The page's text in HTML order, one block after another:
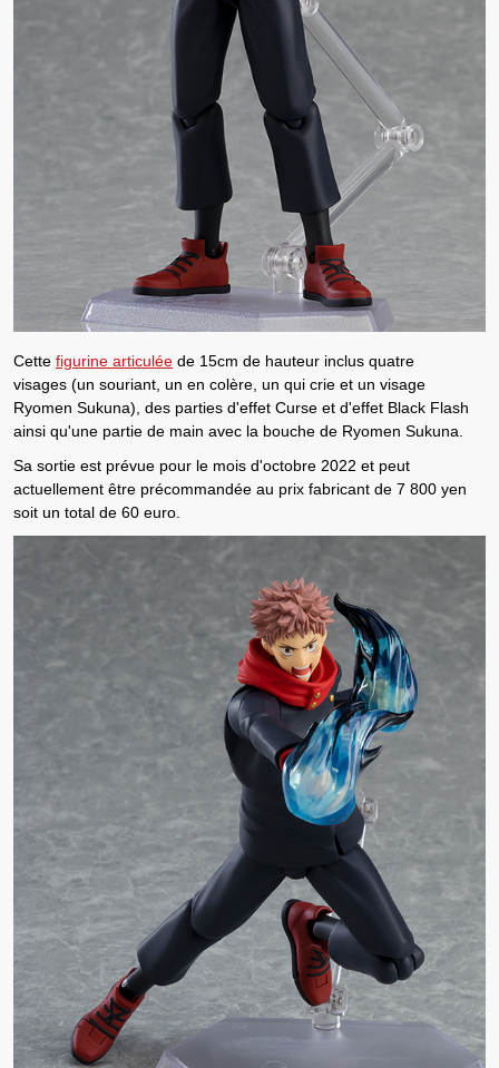
Cette figurine articulée de 15cm de hauteur inclus quatre
visages (un souriant, un en colère, un qui crie et un visage
Ryomen Sukuna), des parties d'effet Curse et d'effet Black Flash
ainsi qu'une partie de main avec la bouche de Ryomen Sukuna.
Sa sortie est prévue pour le mois d'octobre 2022 et peut
actuellement être précommandée au prix fabricant de 7 800 yen
soit un total de 60 euro.